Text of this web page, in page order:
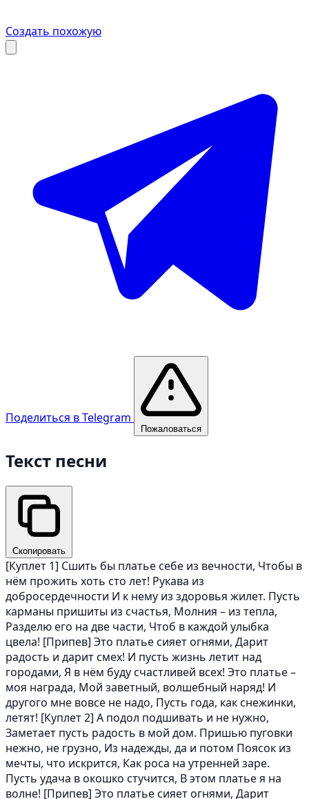
Создать похожую
Поделиться в Telegram
Пожаловаться
Текст песни
Скопировать
[Куплет 1] Сшить бы платье себе из вечности, Чтобы в
нём прожить хоть сто лет! Рукава из
добросердечности И к нему из здоровья жилет. Пусть
карманы пришиты из счастья, Молния – из тепла,
Разделю его на две части, Чтоб в каждой улыбка
цвела! [Припев] Это платье сияет огнями, Дарит
радость и дарит смех! И пусть жизнь летит над
городами, Я в нём буду счастливей всех! Это платье –
моя награда, Мой заветный, волшебный наряд! И
другого мне вовсе не надо, Пусть года, как снежинки,
летят! [Куплет 2] А подол подшивать и не нужно,
Заметает пусть радость в мой дом. Пришью пуговки
нежно, не грузно, Из надежды, да и потом Поясок из
мечты, что искрится, Как роса на утренней заре.
Пусть удача в окошко стучится, В этом платье я на
волне! [Припев] Это платье сияет огнями, Дарит